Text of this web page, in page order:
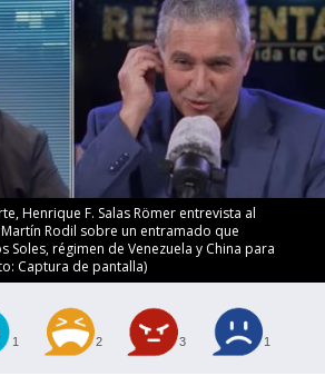
Henrique F. Salas Römer entrevista al
Rodil sobre un entramado que
Soles, régimen de Venezuela y China para
Captura de pantalla)
1 2 3 1